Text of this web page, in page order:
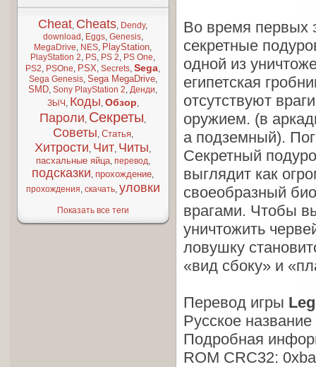
Cheat, Cheats, Dendy,
download , Eggs, Genesis,
MegaDrive, NES, PlayStation,
PlayStation 2, PS, PS 2, PS One,
PS2, PSOne, PSX,Secrets,Sega,
Sega Genesis, Sega MegaDrive,
SMD,Sony PlayStation 2,Денди,
ЗЫЧ , Коды, Обзор,
Пароли, Секреты,
Советы, Статья,
Хитрости, Чит, Читы,
пасхальные яйца, перевод,
подсказки, прохождение,
прохождения, скачать, уловки
Показать все теги
Во время первых
секретные
одной из
египетская
отсутствуют
оружием. (в
а подземный).
Секретный
выглядит как
своеобразный
врагами. Чтобы
уничтожить
ловушку
«вид сбоку» и
Перевод игры
Русское
Подробная
ROM CRC32: